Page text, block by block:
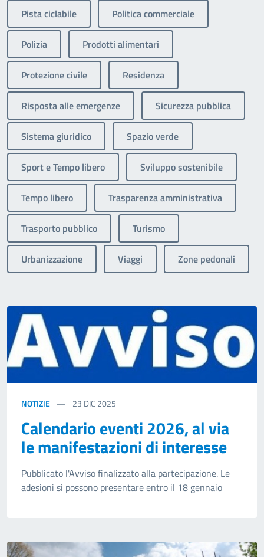
Pista ciclabile Politica commerciale
Polizia Prodotti alimentari
Protezione civile Residenza
Risposta alle emergenze Sicurezza pubblica
Sistema giuridico Spazio verde
Sport e Tempo libero Sviluppo sostenibile
Tempo libero Trasparenza amministrativa
Trasporto pubblico Turismo
Urbanizzazione Viaggi Zone pedonali
NOTIZIE 23 DIC 2025
Calendario eventi 2026, al via
le manifestazioni di interesse
Pubblicato l'Avviso finalizzato alla partecipazione. Le
adesioni si possono presentare entro il 18 gennaio